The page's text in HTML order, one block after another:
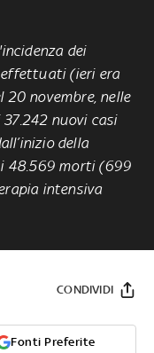
dei
(ieri era
20 novembre, nelle
nuovi casi
della
48.569 morti (699
intensiva
Fonti Preferite
CONDIVIDI